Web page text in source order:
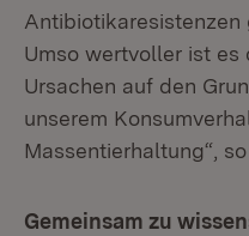
Antibiotikaresistenzen
Umso wertvoller ist es
Ursachen auf den
unserem
Massentierhaltung“,
Gemeinsam zu